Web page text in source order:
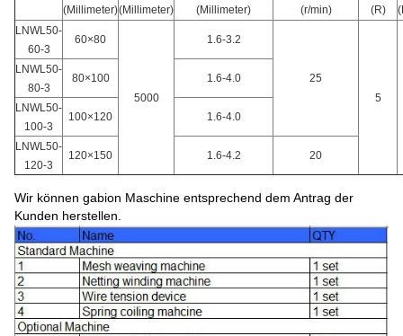
(Millimeter)(Millimeter) (Millimeter) (r/min) (R)
LNWL50-
60-3
60×80
5000
1.6-3.2
25
5
LNWL50-
80-3
80×100 1.6-4.0
LNWL50-
100-3
100×120 1.6-4.0
LNWL50-
120-3
120×150 1.6-4.2 20
Wir können gabion Maschine entsprechend dem Antrag der
Kunden herstellen.